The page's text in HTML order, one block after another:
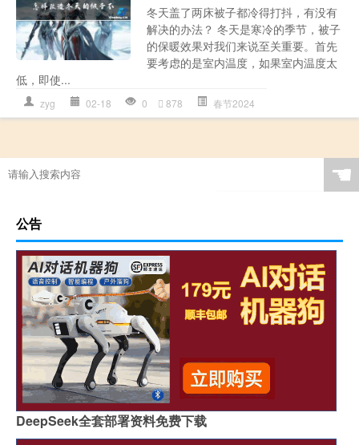
冬天盖了两床被子都冷得打抖，有没有
解决的办法？ 冬天是寒冷的季节，被子
的保暖效果对我们来说至关重要。首先
要考虑的是室内温度，如果室内温度太
低，即使...
zyg 02-18 0 878 春节2024
☚
公告
DeepSeek全套部署资料免费下载